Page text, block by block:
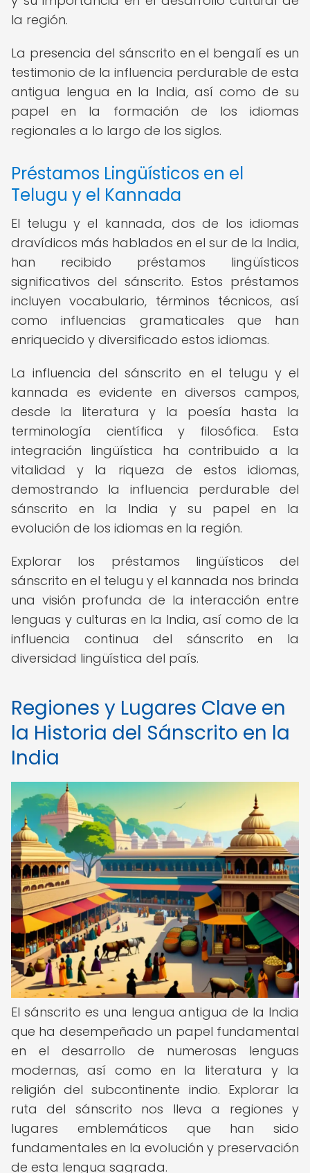
la región.
La presencia del sánscrito en el bengalí es un
testimonio de la influencia perdurable de esta
antigua lengua en la India, así como de su
papel en la formación de los idiomas
regionales a lo largo de los siglos.
Préstamos Lingüísticos en el
Telugu y el Kannada
El telugu y el kannada, dos de los idiomas
dravídicos más hablados en el sur de la India,
han recibido préstamos lingüísticos
significativos del sánscrito. Estos préstamos
incluyen vocabulario, términos técnicos, así
como influencias gramaticales que han
enriquecido y diversificado estos idiomas.
La influencia del sánscrito en el telugu y el
kannada es evidente en diversos campos,
desde la literatura y la poesía hasta la
terminología científica y filosófica. Esta
integración lingüística ha contribuido a la
vitalidad y la riqueza de estos idiomas,
demostrando la influencia perdurable del
sánscrito en la India y su papel en la
evolución de los idiomas en la región.
Explorar los préstamos lingüísticos del
sánscrito en el telugu y el kannada nos brinda
una visión profunda de la interacción entre
lenguas y culturas en la India, así como de la
influencia continua del sánscrito en la
diversidad lingüística del país.
Regiones y Lugares Clave en
la Historia del Sánscrito en la
India
El sánscrito es una lengua antigua de la India
que ha desempeñado un papel fundamental
en el desarrollo de numerosas lenguas
modernas, así como en la literatura y la
religión del subcontinente indio. Explorar la
ruta del sánscrito nos lleva a regiones y
lugares emblemáticos que han sido
fundamentales en la evolución y preservación
de esta lengua sagrada.